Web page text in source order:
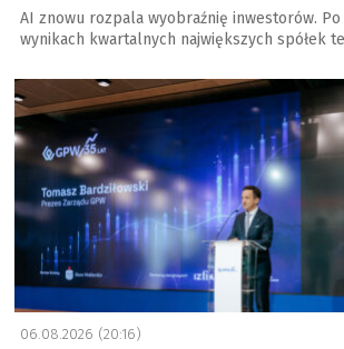
AI znowu rozpala wyobraźnię inwestorów.
wynikach kwartalnych największych spółek
a
06.08.2026 (20:16)